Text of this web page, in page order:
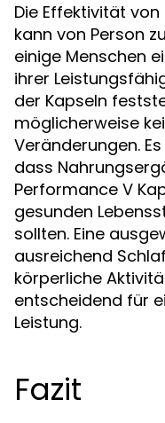
Die Effektivität
kann von Person
einige Menschen
ihrer
der Kapseln
möglicherweise
Veränderungen.
dass
Performance V
gesunden
sollten. Eine
ausreichend
körperliche
entscheidend für
Leistung.
Fazit